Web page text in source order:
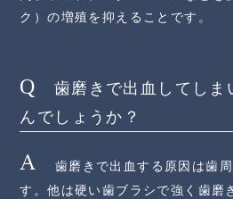
ク）の増殖を抑えることです。
歯磨きで出血してしま
んでしょうか？
歯磨きで出血する原因は歯
す。他は硬い歯ブラシで強く歯磨